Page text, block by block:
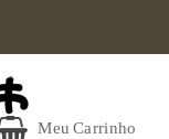
Meu Carrinho